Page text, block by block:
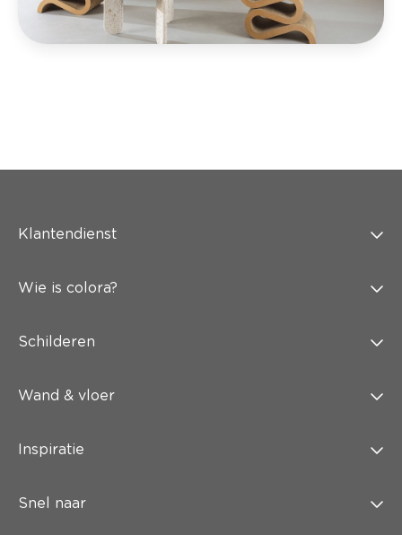
Klantendienst
Wie is colora?
Schilderen
Wand & vloer
Inspiratie
Snel naar